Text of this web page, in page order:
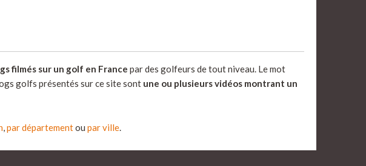
filmés sur un golf en France par des golfeurs de tout niveau. Le mot
golfs présentés sur ce site sont une ou plusieurs vidéos montrant un
,par départementou par ville.